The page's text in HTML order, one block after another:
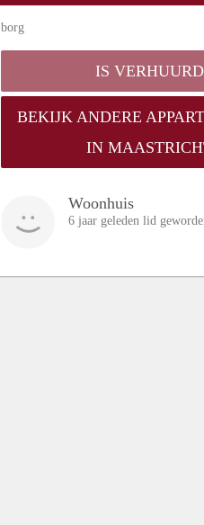
borg
IS VERHUURD
BEKIJK ANDERE
IN
Woonhuis
6 jaar geleden lid